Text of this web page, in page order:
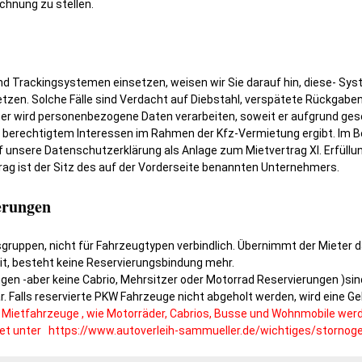
zu stellen.
Trackingsystemen einsetzen, weisen wir Sie darauf hin, diese-
Solche Fälle sind Verdacht auf Diebstahl, verspätete
wird personenbezogene Daten verarbeiten, soweit er aufgrund
Interessen im Rahmen der Kfz-Vermietung ergibt. Im
Datenschutzerklärung als Anlage zum Mietvertrag XI.
ist der Sitz des auf der Vorderseite benannten Unternehmers.
nicht für Fahrzeugtypen verbindlich. Übernimmt der Mieter
besteht keine Reservierungsbindung mehr.
-aber keine Cabrio, Mehrsitzer oder Motorrad Reservierungen
reservierte PKW Fahrzeuge nicht abgeholt werden, wird eine
, wie Motorräder, Cabrios, Busse und Wohnmobile
unter https://www.autoverleih-sammueller.de/wichtiges/